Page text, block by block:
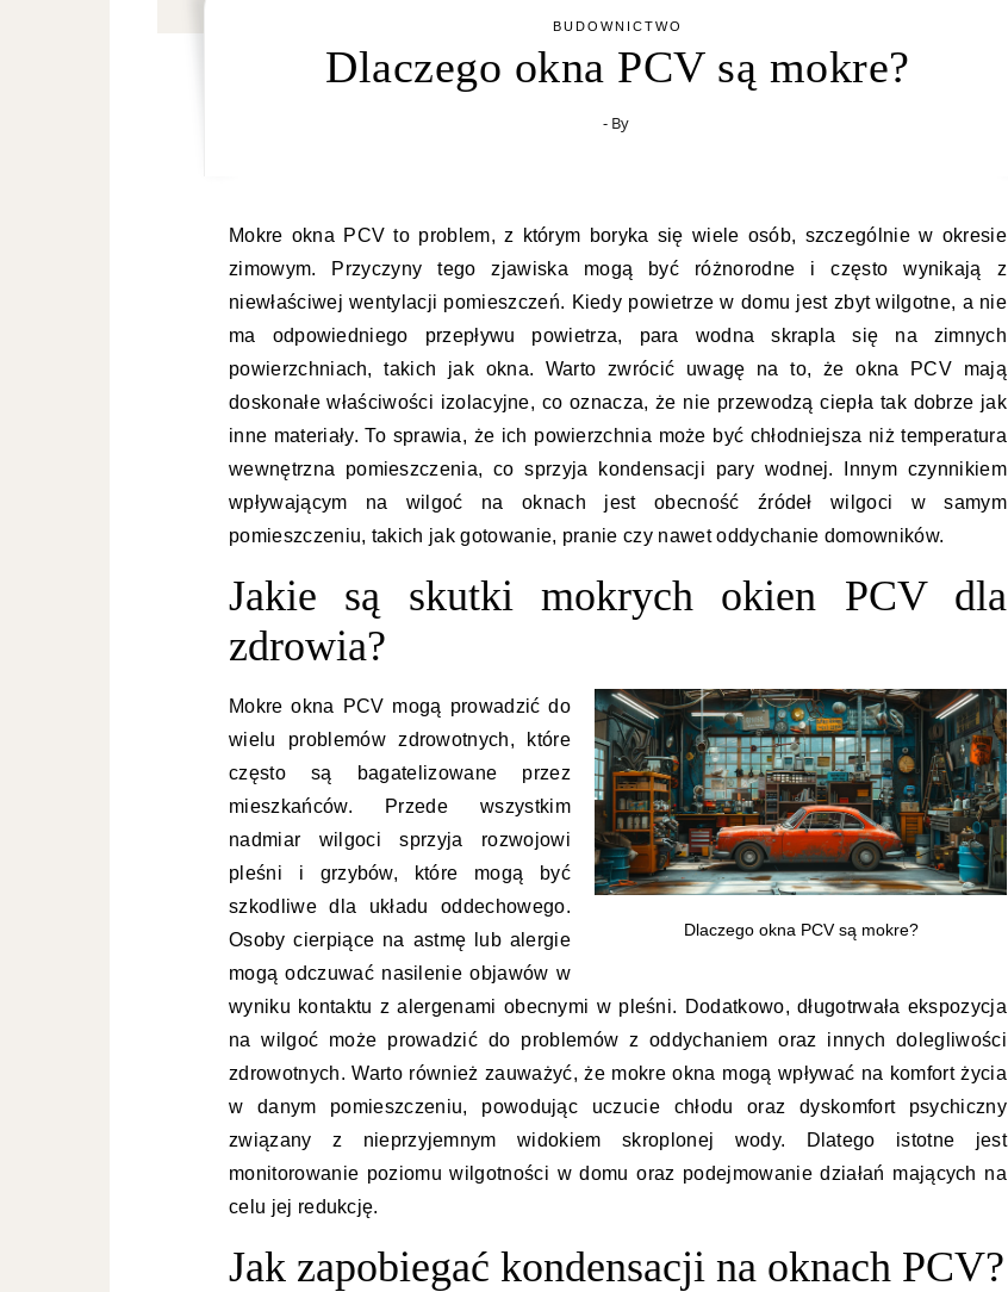
BUDOWNICTWO
Dlaczego okna PCV są mokre?
- By
Mokre okna PCV to problem, z którym boryka się wiele osób, szczególnie w okresie
zimowym. Przyczyny tego zjawiska mogą być różnorodne i często wynikają z
niewłaściwej wentylacji pomieszczeń. Kiedy powietrze w domu jest zbyt wilgotne, a nie
ma odpowiedniego przepływu powietrza, para wodna skrapla się na zimnych
powierzchniach, takich jak okna. Warto zwrócić uwagę na to, że okna PCV mają
doskonałe właściwości izolacyjne, co oznacza, że nie przewodzą ciepła tak dobrze jak
inne materiały. To sprawia, że ich powierzchnia może być chłodniejsza niż temperatura
wewnętrzna pomieszczenia, co sprzyja kondensacji pary wodnej. Innym czynnikiem
wpływającym na wilgoć na oknach jest obecność źródeł wilgoci w samym
pomieszczeniu, takich jak gotowanie, pranie czy nawet oddychanie domowników.
Jakie są skutki mokrych okien PCV dla
zdrowia?
Dlaczego okna PCV są mokre?
Mokre okna PCV mogą prowadzić do
wielu problemów zdrowotnych, które
często są bagatelizowane przez
mieszkańców. Przede wszystkim
nadmiar wilgoci sprzyja rozwojowi
pleśni i grzybów, które mogą być
szkodliwe dla układu oddechowego.
Osoby cierpiące na astmę lub alergie
mogą odczuwać nasilenie objawów w
wyniku kontaktu z alergenami obecnymi w pleśni. Dodatkowo, długotrwała ekspozycja
na wilgoć może prowadzić do problemów z oddychaniem oraz innych dolegliwości
zdrowotnych. Warto również zauważyć, że mokre okna mogą wpływać na komfort życia
w danym pomieszczeniu, powodując uczucie chłodu oraz dyskomfort psychiczny
związany z nieprzyjemnym widokiem skroplonej wody. Dlatego istotne jest
monitorowanie poziomu wilgotności w domu oraz podejmowanie działań mających na
celu jej redukcję.
Jak zapobiegać kondensacji na oknach PCV?